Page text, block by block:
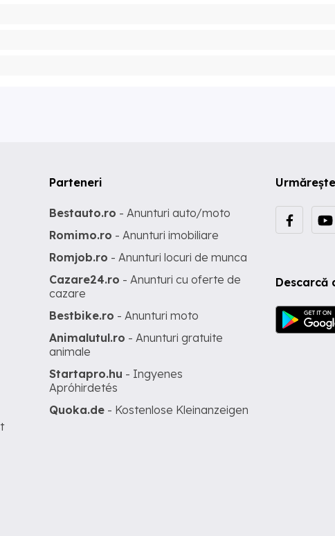
Descarcă
Parteneri
Bestauto.ro - Anunturi auto/moto
Romimo.ro - Anunturi imobiliare
Romjob.ro - Anunturi locuri de munca
Cazare24.ro - Anunturi cu oferte de
cazare
Bestbike.ro - Anunturi moto
Animalutul.ro - Anunturi gratuite
animale
Startapro.hu - Ingyenes
Apróhirdetés
Quoka.de - Kostenlose Kleinanzeigen